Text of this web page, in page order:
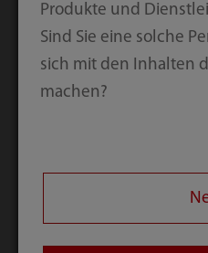
Newsletter
Produkte und
Sind Sie eine solche
sich mit den Inhalten
machen?